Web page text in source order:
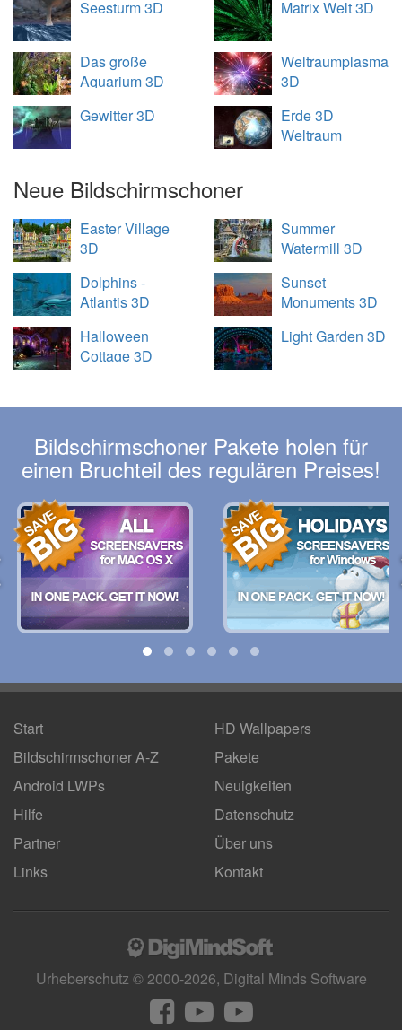
Seesturm 3D Matrix Welt 3D
Das große
Aquarium 3D
Weltraumplasma
3D
Gewitter 3D
Erde 3D
Weltraum
Neue Bildschirmschoner
Easter Village
3D
Summer
Watermill 3D
Dolphins -
Atlantis 3D
Sunset
Monuments 3D
Halloween
Cottage 3D
Light Garden 3D
Bildschirmschoner Pakete holen für
einen Bruchteil des regulären Preises!
Start
Bildschirmschoner A-Z
Android LWPs
HD Wallpapers
Pakete
Neuigkeiten
Hilfe
Partner
Links
Datenschutz
Über uns
Kontakt
Urheberschutz © 2000-2026, Digital Minds Software